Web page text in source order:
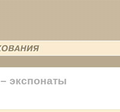
экспонаты